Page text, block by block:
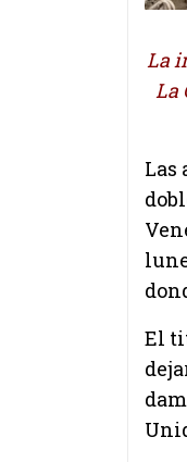
La
La
Las
El